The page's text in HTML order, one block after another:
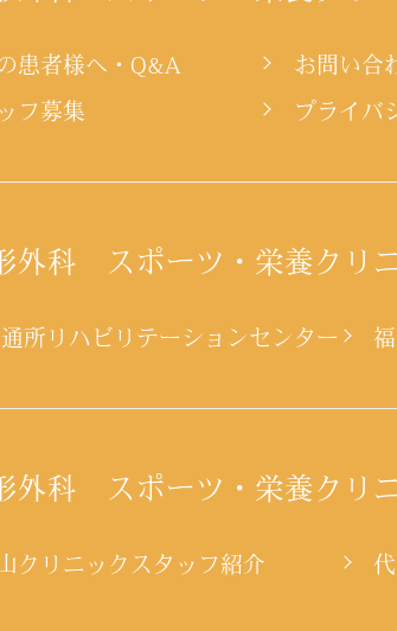
患者様へ・Q&A お問い合
フ募集 プライバ
外科 スポーツ・栄養クリ
所リハビリテーションセンター
外科 スポーツ・栄養クリ
クリニックスタッフ紹介